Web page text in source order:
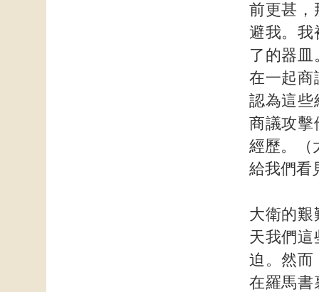
前更甚，
避我。我
了的器
在一起商
認為這些
商議攻擊
經歷。（
給我們
大衛的艱
天我們這
迫。然而
在羅馬書